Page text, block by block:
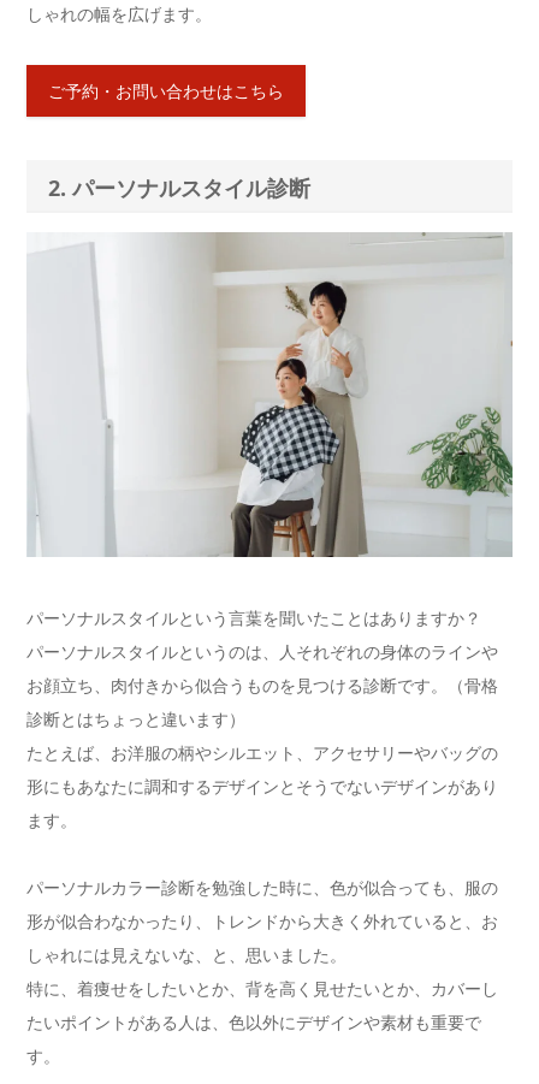
しゃれの幅を広げます。
ご予約・お問い合わせはこちら
2. パーソナルスタイル診断
パーソナルスタイルという言葉を聞いたことはありますか？
パーソナルスタイルというのは、人それぞれの身体のラインや
お顔立ち、肉付きから似合うものを見つける診断です。（骨格
診断とはちょっと違います）
たとえば、お洋服の柄やシルエット、アクセサリーやバッグの
形にもあなたに調和するデザインとそうでないデザインがあり
ます。
パーソナルカラー診断を勉強した時に、色が似合っても、服の
形が似合わなかったり、トレンドから大きく外れていると、お
しゃれには見えないな、と、思いました。
特に、着痩せをしたいとか、背を高く見せたいとか、カバーし
たいポイントがある人は、色以外にデザインや素材も重要で
す。